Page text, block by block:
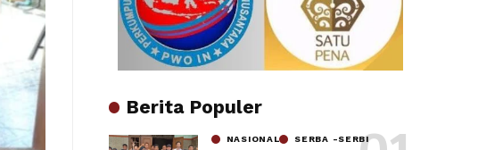
Berita Populer
NASIONAL SERBA -SERBI